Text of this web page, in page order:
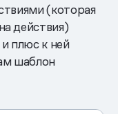
(которая
действия)
плюс к ней
шаблон